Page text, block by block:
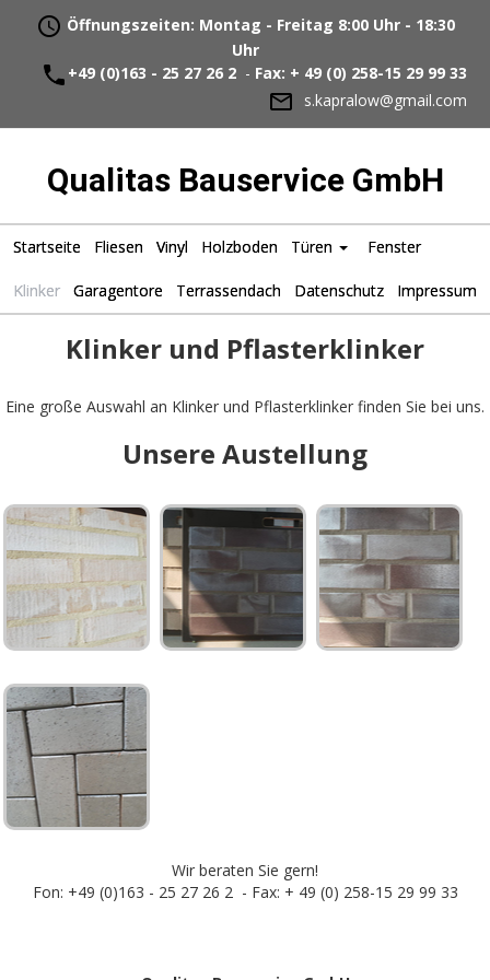
Öffnungszeiten: Montag - Freitag 8:00 Uhr - 18:30
Uhr
+49 (0)163 - 25 27 26 2 - Fax: + 49 (0) 258-15 29 99 33
s.kapralow@gmail.com
Qualitas Bauservice GmbH
Startseite Fliesen Vinyl Holzboden Türen Fenster
Klinker Garagentore Terrassendach Datenschutz Impressum
Klinker und Pflasterklinker
Eine große Auswahl an Klinker und Pflasterklinker finden Sie bei uns.
Unsere Austellung
Wir beraten Sie gern!
Fon: +49 (0)163 - 25 27 26 2 - Fax: + 49 (0) 258-15 29 99 33